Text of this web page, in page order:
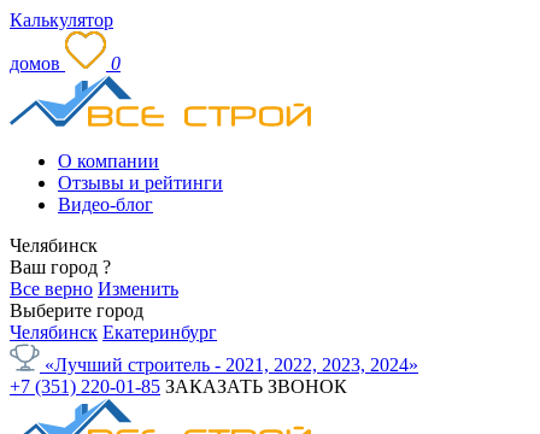
Калькулятор
домов 0
О компании
Отзывы и рейтинги
Видео-блог
Челябинск
Ваш город ?
Все верно Изменить
Выберите город
Челябинск Екатеринбург
«Лучший строитель - 2021, 2022, 2023, 2024»
+7 (351) 220-01-85 ЗАКАЗАТЬ ЗВОНОК